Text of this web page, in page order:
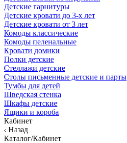
Детские гарнитуры
Детские кровати до 3-х лет
Детские кровати от 3 лет
Комоды классические
Комоды пеленальные
Кровати домики
Полки детские
Стеллажи детские
Столы письменные детские и парты
Тумбы для детей
Шведская стенка
Шкафы детские
Ящики и короба
Кабинет
Назад
Каталог/Кабинет